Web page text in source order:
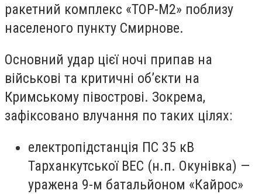
ракетний комплекс «ТОР-М2» поблизу
населеного пункту Смирнове.
Основний удар цієї ночі припав на
військові та критичні об’єкти на
Кримському півострові. Зокрема,
зафіксовано влучання по таких цілях:
електропідстанція ПС 35 кВ
Тарханкутської ВЕС (н.п. Окунівка) —
уражена 9-м батальйоном «Кайрос»